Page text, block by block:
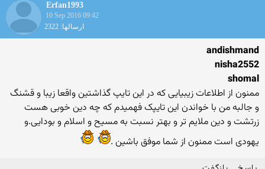
Erfan1993
10 Sep 2016 09:42
ارسالها: 2322
andishmand
nisha2552
shomal
ممنون از اطلاعات زیبیایی که در این تایپ گذاشتین واقعا زیبا و قشنگ
و جالبه من با خواندن این تایپک فهمیدم که چه دین خوبی هست
زرتشت و دین ملایم تر و بهتر نسبت به مسیح و اسلام و بودایی.و
یهودی است ممنون از شما موفق باشین .